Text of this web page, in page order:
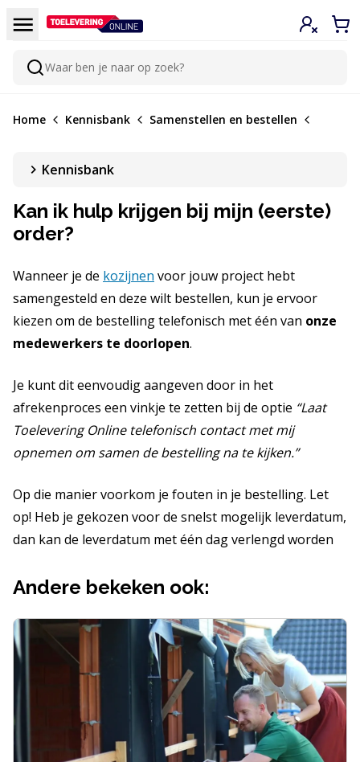
Menu
Zoeken
Waar ben je naar op zoek?
Inloggen
Home Kennisbank Samenstellen en bestellen
Kennisbank
Kan ik hulp krijgen bij mijn (eerste)
order?
Wanneer je de kozijnen voor jouw project hebt
samengesteld en deze wilt bestellen, kun je ervoor
kiezen om de bestelling telefonisch met één van onze
medewerkers te doorlopen.
Je kunt dit eenvoudig aangeven door in het
afrekenproces een vinkje te zetten bij de optie “Laat
Toelevering Online telefonisch contact met mij
opnemen om samen de bestelling na te kijken.”
Op die manier voorkom je fouten in je bestelling. Let
op! Heb je gekozen voor de snelst mogelijk leverdatum,
dan kan de leverdatum met één dag verlengd worden
Andere bekeken ook: